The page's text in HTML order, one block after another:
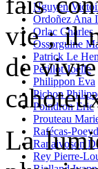
Nguyen
Ordoñez Ana
Orlac Charles
Ossorguine
Patrick Le
Petillot Joelle
Philippon Eva
Pichon
Poindron Eric
Prouteau
Rafécas-
Ranaivoson
Rey Pierre-
vie ; il
de
La